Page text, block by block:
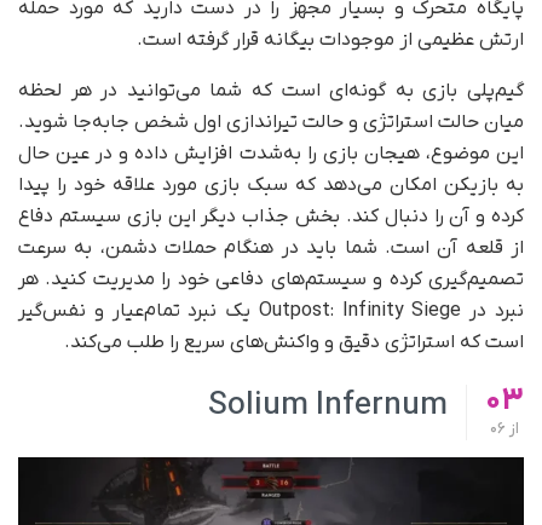
پایگاه متحرک و بسیار مجهز را در دست دارید که مورد حمله
ارتش عظیمی از موجودات بیگانه قرار گرفته است.
گیم‌پلی بازی به گونه‌ای است که شما می‌توانید در هر لحظه
میان حالت استراتژی و حالت تیراندازی اول شخص جابه‌جا شوید.
این موضوع، هیجان بازی را به‌شدت افزایش داده و در عین حال
به بازیکن امکان می‌دهد که سبک بازی مورد علاقه خود را پیدا
کرده و آن را دنبال کند. بخش جذاب دیگر این بازی سیستم دفاع
از قلعه آن است. شما باید در هنگام حملات دشمن، به سرعت
تصمیم‌گیری کرده و سیستم‌های دفاعی خود را مدیریت کنید. هر
نبرد در Outpost: Infinity Siege یک نبرد تمام‌عیار و نفس‌گیر
است که استراتژی دقیق و واکنش‌های سریع را طلب می‌کند.
03
از
Solium Infernum